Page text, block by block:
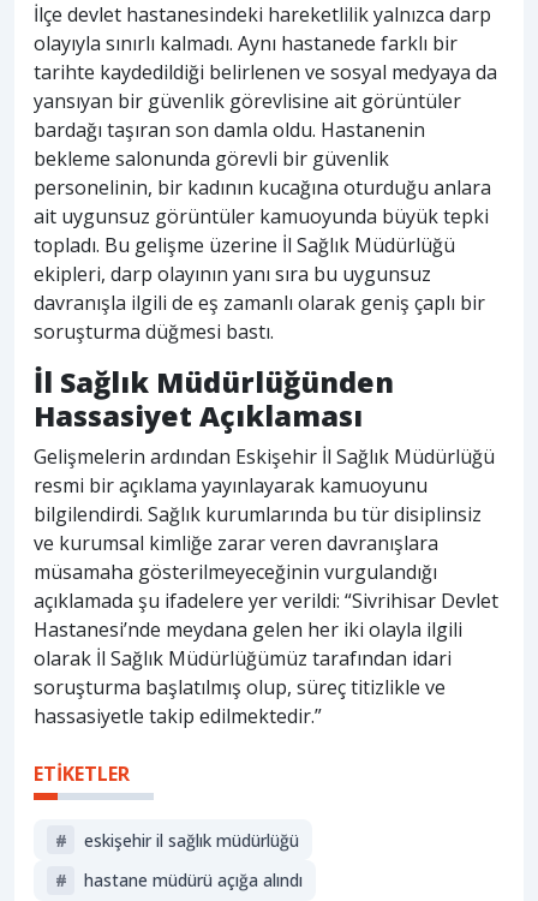
İlçe devlet hastanesindeki hareketlilik yalnızca darp
olayıyla sınırlı kalmadı. Aynı hastanede farklı bir
tarihte kaydedildiği belirlenen ve sosyal medyaya da
yansıyan bir güvenlik görevlisine ait görüntüler
bardağı taşıran son damla oldu. Hastanenin
bekleme salonunda görevli bir güvenlik
personelinin, bir kadının kucağına oturduğu anlara
ait uygunsuz görüntüler kamuoyunda büyük tepki
topladı. Bu gelişme üzerine İl Sağlık Müdürlüğü
ekipleri, darp olayının yanı sıra bu uygunsuz
davranışla ilgili de eş zamanlı olarak geniş çaplı bir
soruşturma düğmesi bastı.
İl Sağlık Müdürlüğünden
Hassasiyet Açıklaması
Gelişmelerin ardından Eskişehir İl Sağlık Müdürlüğü
resmi bir açıklama yayınlayarak kamuoyunu
bilgilendirdi. Sağlık kurumlarında bu tür disiplinsiz
ve kurumsal kimliğe zarar veren davranışlara
müsamaha gösterilmeyeceğinin vurgulandığı
açıklamada şu ifadelere yer verildi: “Sivrihisar Devlet
Hastanesi’nde meydana gelen her iki olayla ilgili
olarak İl Sağlık Müdürlüğümüz tarafından idari
soruşturma başlatılmış olup, süreç titizlikle ve
hassasiyetle takip edilmektedir.”
ETİKETLER
#
eskişehir il sağlık müdürlüğü
#
hastane müdürü açığa alındı